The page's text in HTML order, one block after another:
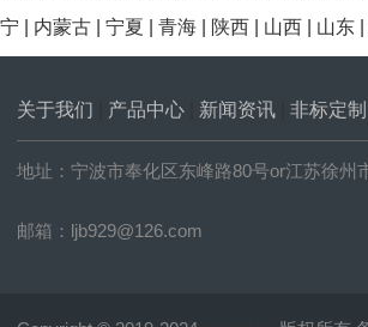
宁
内蒙古 宁夏 青海 陕西 山西 山东
关于我们 产品中心| 新闻资讯| 非标定制
地址：宁波市奉化区东峰路80号or江苏徐州
邮箱：ljb929@126.com